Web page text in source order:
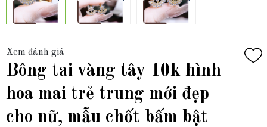
Xem đánh giá
Bông tai vàng tây 10k hình
hoa mai trẻ trung mới đẹp
cho nữ, mẫu chốt bấm bật